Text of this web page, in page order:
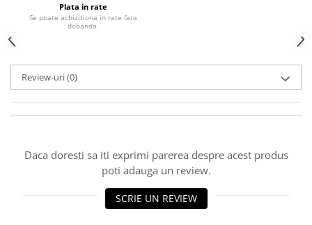
Plata in rate
Se poate achizitiona in rate fara
dobanda.
Review-uri(0)
Daca doresti sa iti exprimi parerea despre acest produs
poti adauga un review.
SCRIE UN REVIEW